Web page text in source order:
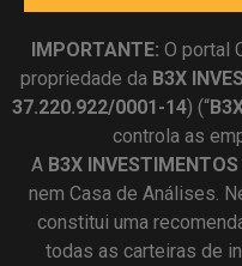
IMPORTANTE: O portal
propriedade da B3X
37.220.922/0001-14) (“
controla as
A B3X INVESTIMENTOS
nem Casa de Análises.
constitui uma
todas as carteiras de